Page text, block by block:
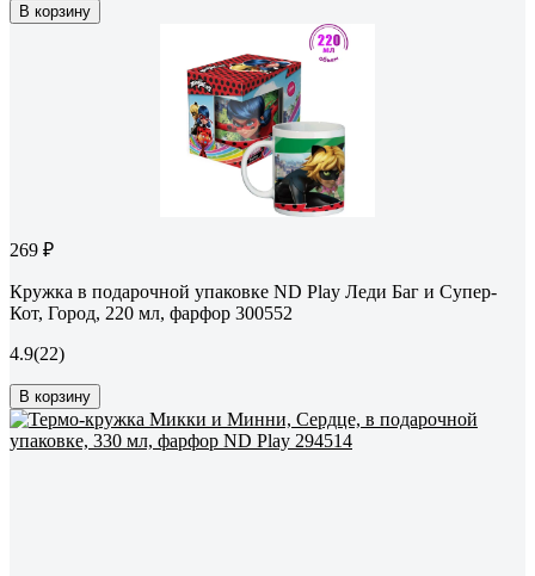
В корзину
269 ₽
Кружка в подарочной упаковке ND Play Леди Баг и Супер-
Кот, Город, 220 мл, фарфор 300552
4.9(22)
В корзину